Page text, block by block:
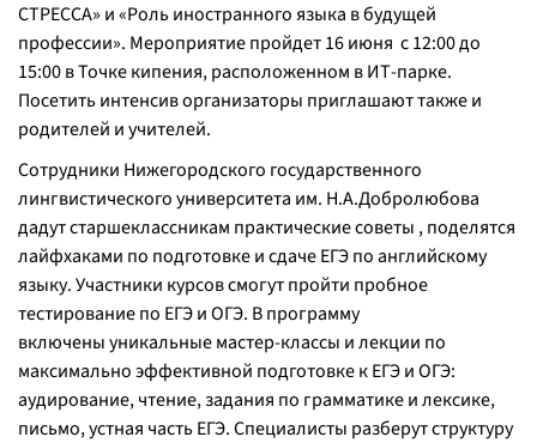
СТРЕССА» и «Роль иностранного языка в будущей
профессии». Мероприятие пройдет 16 июня с 12:00 до
15:00 в Точке кипения, расположенном в ИТ-парке.
Посетить интенсив организаторы приглашают также и
родителей и учителей.
Сотрудники Нижегородского государственного
лингвистического университета им. Н.А.Добролюбова
дадут старшеклассникам практические советы , поделятся
лайфхаками по подготовке и сдаче ЕГЭ по английскому
языку. Участники курсов смогут пройти пробное
тестирование по ЕГЭ и ОГЭ. В программу
включены уникальные мастер-классы и лекции по
максимально эффективной подготовке к ЕГЭ и ОГЭ:
аудирование, чтение, задания по грамматике и лексике,
письмо, устная часть ЕГЭ. Специалисты разберут структуру